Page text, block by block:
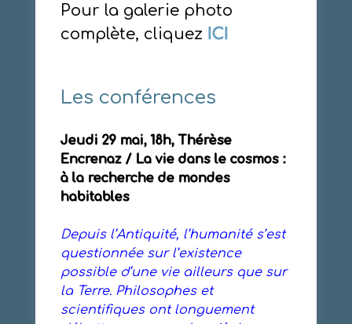
Pour la galerie photo
complète, cliquez ICI
Les conférences
Jeudi 29 mai, 18h, Thérèse
Encrenaz / La vie dans le cosmos :
à la recherche de mondes
habitables
Depuis l’Antiquité, l’humanité s’est
questionnée sur l’existence
possible d’une vie ailleurs que sur
la Terre. Philosophes et
scientifiques ont longuement